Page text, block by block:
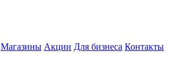
Магазины Акции Для бизнеса Контакты